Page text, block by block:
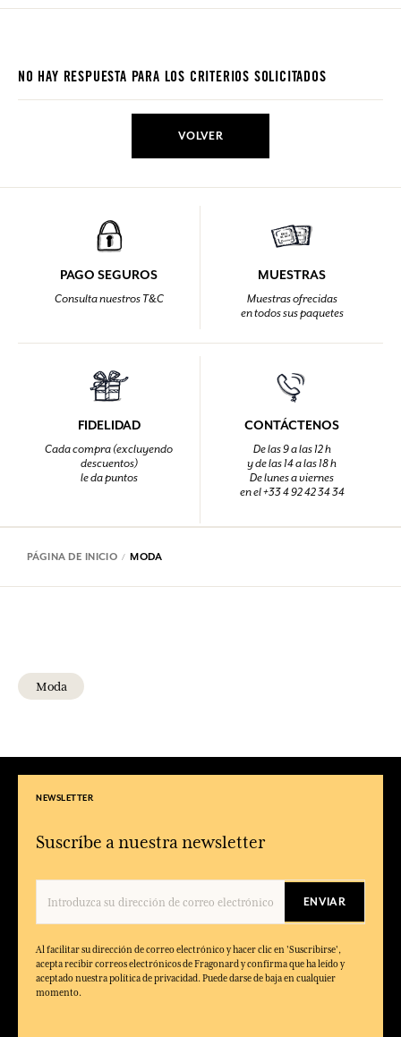
NO HAY RESPUESTA PARA LOS CRITERIOS SOLICITADOS
VOLVER
PAGO SEGUROS
Consulta nuestros T&C
MUESTRAS
Muestras ofrecidas
en todos sus paquetes
FIDELIDAD
Cada compra (excluyendo
descuentos)
le da puntos
CONTÁCTENOS
De las 9 a las 12 h
y de las 14 a las 18 h
De lunes a viernes
en el +33 4 92 42 34 34
PÁGINA DE INICIO MODA
Moda
NEWSLETTER
Suscríbe a nuestra newsletter
ENVIAR
Al facilitar su dirección de correo electrónico y hacer clic en 'Suscribirse',
acepta recibir correos electrónicos de Fragonard y confirma que ha leído y
aceptado nuestra política de privacidad. Puede darse de baja en cualquier
momento.